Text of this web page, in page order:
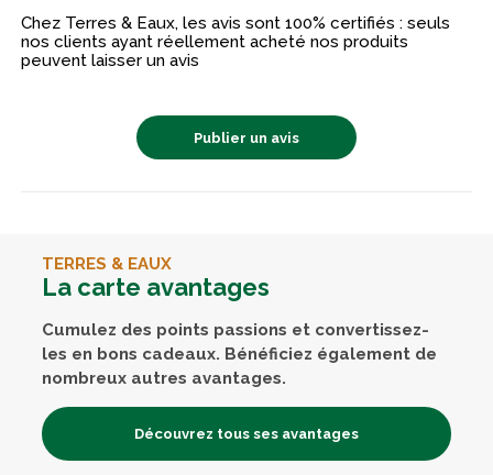
Chez Terres & Eaux, les avis sont 100% certifiés : seuls
nos clients ayant réellement acheté nos produits
peuvent laisser un avis
Publier un avis
TERRES & EAUX
La carte avantages
Cumulez des points passions et convertissez-
les en bons cadeaux. Bénéficiez également de
nombreux autres avantages.
Découvrez tous ses avantages